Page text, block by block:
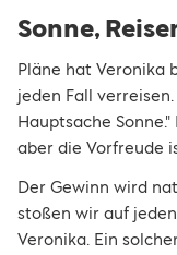
Sonne,
Pläne hat Veronika
jeden Fall
Hauptsache
aber die Vorfreude
Der Gewinn wird
stoßen wir auf
Veronika. Ein